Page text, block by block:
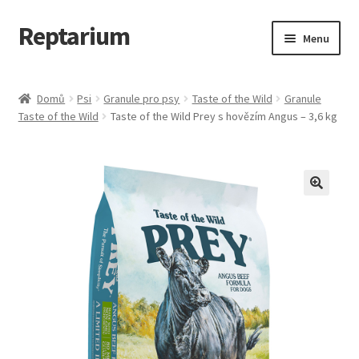
Přeskočit
na
Přejít
k
webu
Reptarium Menu
Košík
Malá zvířata — Klece, krmivo, vybavení
Vše pro kočky
Domů Psi Granule pro psy Taste of the Wild
Granule
Taste of the Wild
Taste of the Wild Prey s hovězím Angus – 3,6 kg